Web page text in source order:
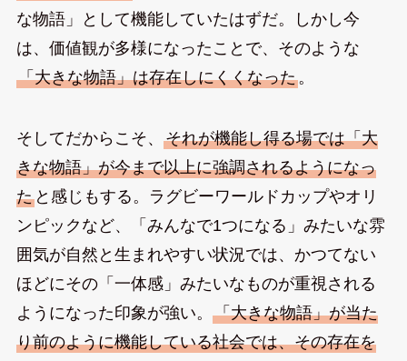
な物語」として機能していたはずだ。しかし今
は、価値観が多様になったことで、そのような
「大きな物語」は存在しにくくなった。
そしてだからこそ、 それが機能し得る場では「大
きな物語」が今まで以上に強調されるようになっ
たと感じもする。ラグビーワールドカップやオリ
ンピックなど、「みんなで1つになる」みたいな雰
囲気が自然と生まれやすい状況では、かつてない
ほどにその「一体感」みたいなものが重視される
ようになった印象が強い。 「大きな物語」が当た
り前のように機能している社会では、その存在を